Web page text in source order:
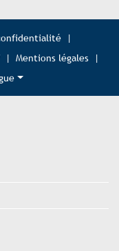
|
| Mentions légales
|